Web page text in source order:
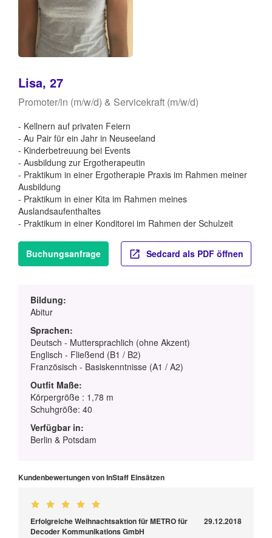
Lisa, 27
Promoter/in (m/w/d) & Servicekraft (m/w/d)
- Kellnern auf privaten Feiern
- Au Pair für ein Jahr in Neuseeland
- Kinderbetreuung bei Events
- Ausbildung zur Ergotherapeutin
- Praktikum in einer Ergotherapie Praxis im Rahmen meiner
Ausbildung
- Praktikum in einer Kita im Rahmen meines
Auslandsaufenthaltes
- Praktikum in einer Konditorei im Rahmen der Schulzeit
Buchungsanfrage Sedcard als PDF öffnen
Bildung:
Abitur
Sprachen:
Deutsch - Muttersprachlich (ohne Akzent)
Englisch - Fließend (B1 / B2)
Französisch - Basiskenntnisse (A1 / A2)
Outfit Maße:
Körpergröße : 1,78 m
Schuhgröße: 40
Verfügbar in:
Berlin & Potsdam
Kundenbewertungen von InStaff Einsätzen
Erfolgreiche Weihnachtsaktion für METRO für
Decoder Kommunikations GmbH
29.12.2018